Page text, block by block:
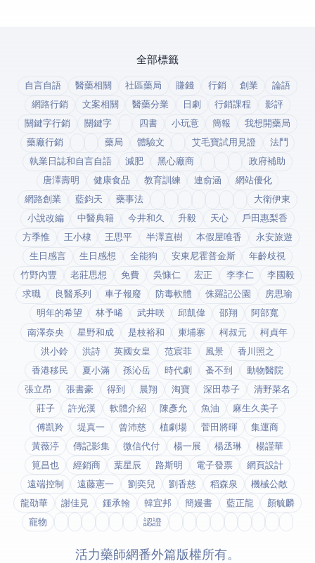
全部標籤
自言自語 醫藥相關 社區藥局 賺錢 行銷 創業
論語
網路行銷
文案相關 醫藥分業 日劇 行銷課程
影評
關鍵字行銷
關鍵字 四書 小玩意 簡報
我想開藥局
藥廠行銷
藥局 體驗文 艾毛寶試用見證
法鬥
執業日誌和自言自語
減肥 黑心廠商
政府補助
唐澤壽明
健康食品 教育訓練 連俞涵
網站優化
網路創業
藍鈞天 藥事法
大衛伊東
小說改編
中醫典籍 今井和久 升毅 天心
戶田惠梨香
方季惟
王小棣 王思平 半澤直樹 本假屋唯香
永安旅遊
生日感言
生日感想 全能狗 安東尼霍普金斯
年齡歧視
竹野內豐
老莊思想 免費 吳慷仁 宏正 李李仁
李國毅
求職
良醫系列 車子報廢 防毒軟體 侏羅記公園
房思瑜
明年的希望
林予晞 武井咲 邱凱偉 邵翔
阿部寬
南澤奈央
星野和成 是枝裕和 柬埔寨 柯叔元
柯貞年
洪小鈴
洪詩 英國女皇 范宸菲 風景
香川照之
香港移民
夏小滿 孫沁岳 時代劇 蚤不到
動物醫院
張立昂
張書豪 得到app 晨翔 淘寶 深田恭子
清野菜名
莊子
許光漢 軟體介紹 陳彥允 魚油
麻生久美子
傅凱羚
堤真一 曾沛慈 植劇場 菅田將暉
集運商
黃薇渟
傳記影集 微信代付 楊一展 楊丞琳
楊謹華
筧昌也
經銷商 葉星辰 路斯明 電子發票
網頁設計
遠端控制
遠藤憲一 劉奕兒 劉香慈 稻森泉
機械公敵
龍劭華
謝佳見 鍾承翰 韓宜邦 簡嫚書 藍正龍
顏毓麟
寵物
fda認證
© 2026 活力藥師網番外篇. 版權所有。